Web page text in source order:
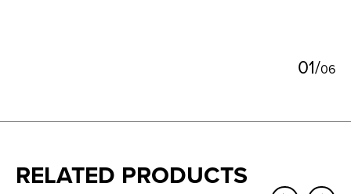
01/06
RELATED PRODUCTS